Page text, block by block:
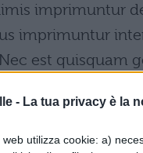
- La tua privacy è la
utilizza cookie: a)
imprimuntur
imprimuntur
est quisquam
possit.